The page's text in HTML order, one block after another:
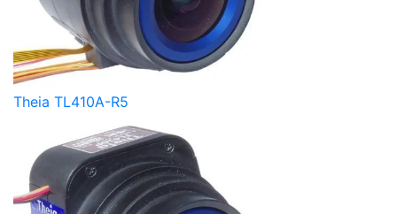
Theia TL410A-R5